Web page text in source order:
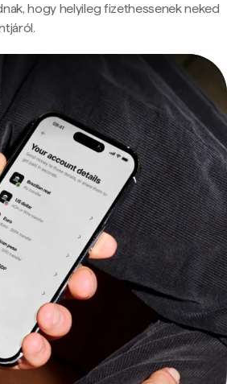
hogy helyileg fizethessenek neked